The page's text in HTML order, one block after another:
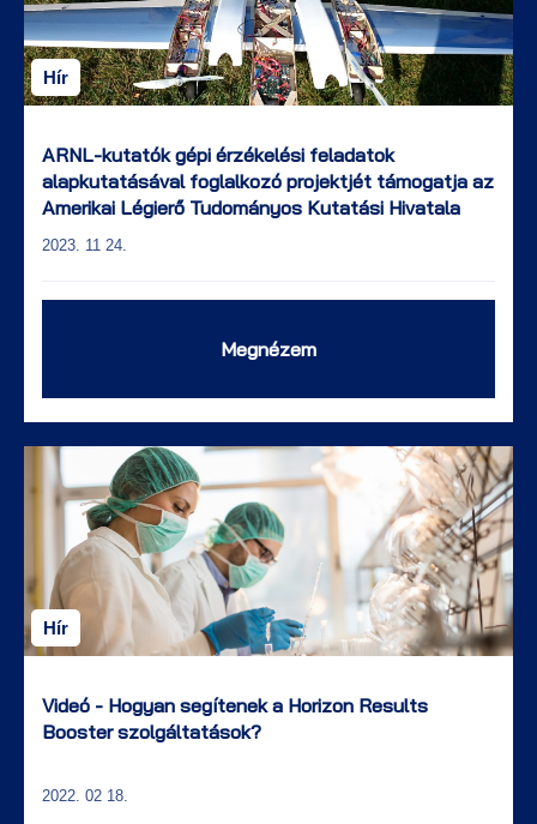
Hír
ARNL-kutatók gépi érzékelési feladatok
alapkutatásával foglalkozó projektjét támogatja az
Amerikai Légierő Tudományos Kutatási Hivatala
2023. 11 24.
Megnézem
Hír
Videó - Hogyan segítenek a Horizon Results
Booster szolgáltatások?
2022. 02 18.